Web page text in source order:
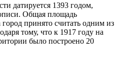
датируется 1393 годом,
Общая площадь
город принято считать одним из
тому, что к 1917 году на
было построено 20